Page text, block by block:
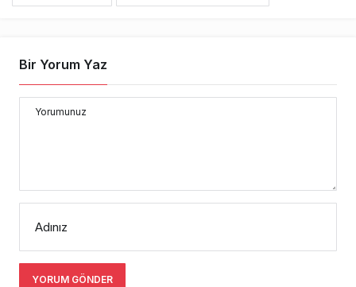
Bir Yorum Yaz
Yorumunuz
Adınız
YORUM GÖNDER